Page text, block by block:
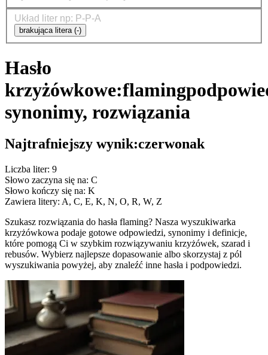
brakująca litera (-)
Hasło
krzyżówkowe:flaming
synonimy, rozwiązania
Najtrafniejszy wynik:czerwonak
Liczba liter: 9
Słowo zaczyna się na: C
Słowo kończy się na: K
Zawiera litery: A, C, E, K, N, O, R, W, Z
Szukasz rozwiązania do hasła flaming? Nasza wyszukiwarka
krzyżówkowa podaje gotowe odpowiedzi, synonimy i definicje,
które pomogą Ci w szybkim rozwiązywaniu krzyżówek, szarad i
rebusów. Wybierz najlepsze dopasowanie albo skorzystaj z pól
wyszukiwania powyżej, aby znaleźć inne hasła i podpowiedzi.